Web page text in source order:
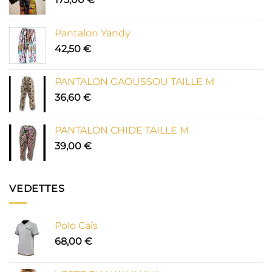
Pantalon Yandy
42,50 €
PANTALON GAOUSSOU TAILLE M
36,60 €
PANTALON CHIDE TAILLE M
39,00 €
VEDETTES
Polo Caïs
68,00 €